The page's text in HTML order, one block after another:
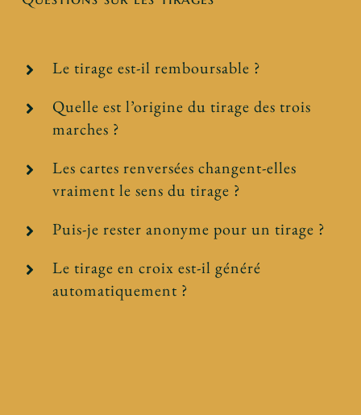
Le tirage est-il remboursable ?
Quelle est l’origine du tirage des trois
marches ?
Les cartes renversées changent-elles
vraiment le sens du tirage ?
Puis-je rester anonyme pour un tirage ?
Le tirage en croix est-il généré
automatiquement ?